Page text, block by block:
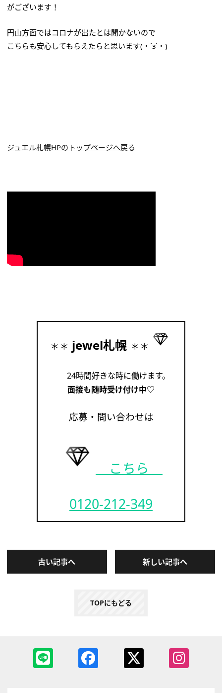
がございます！
円山方面ではコロナが出たとは聞かないので
こちらも安心してもらえたらと思います(・´з`・)
ジュエル札幌HPのトップページへ戻る
＊＊ jewel札幌 ＊＊
24時間好きな時に働けます。
面接も随時受け付け中♡
応募・問い合わせは
こちら
0120-212-349
古い記事へ 新しい記事へ
TOPにもどる